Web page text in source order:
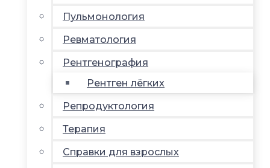
Пульмонология
Ревматология
Рентгенография
Рентген лёгких
Репродуктология
Терапия
Справки для взрослых